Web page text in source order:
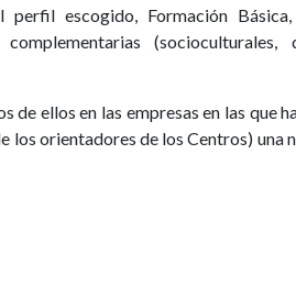
perfil escogido, Formación Básica,
(socioculturales,
de ellos en las empresas en las que
los orientadores de los Centros) una